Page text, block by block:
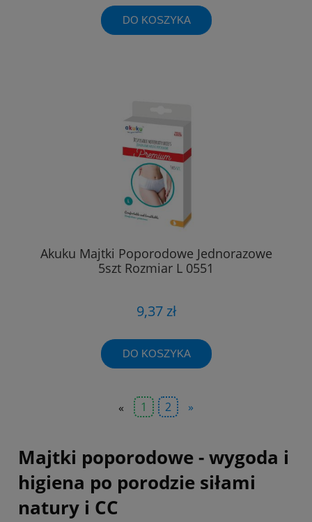
DO KOSZYKA
Akuku Majtki Poporodowe Jednorazowe
5szt Rozmiar L 0551
9,37 zł
DO KOSZYKA
« 1 2 »
Majtki poporodowe - wygoda i
higiena po porodzie siłami
natury i CC